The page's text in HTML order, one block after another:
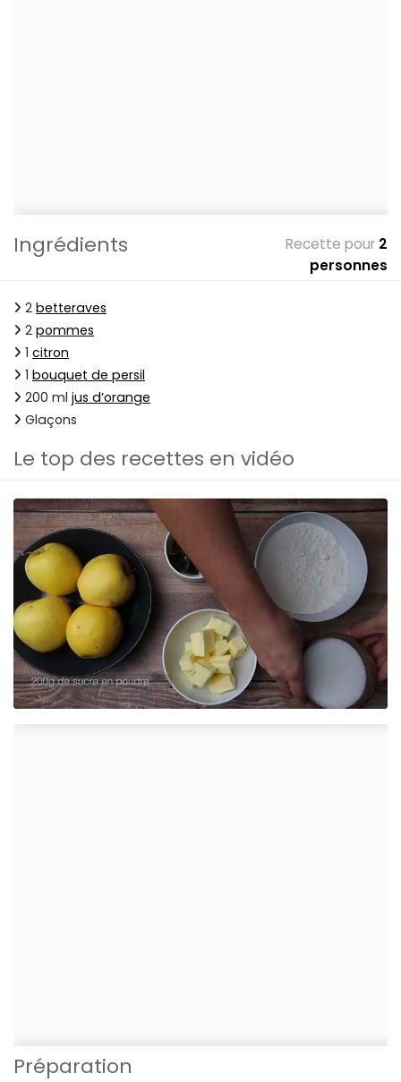
Ingrédients Recette pour 2
personnes
2 betteraves
2 pommes
1 citron
1 bouquet de persil
200 ml jus d’orange
Glaçons
Le top des recettes en vidéo
Préparation